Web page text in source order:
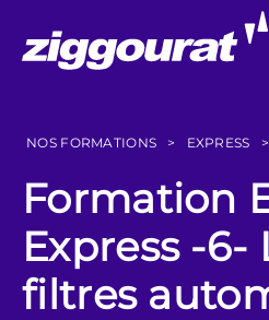
NOS FORMATIONS > EXPRESS >
Formation
Express -6-
filtres